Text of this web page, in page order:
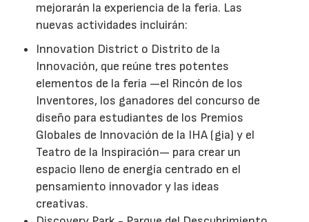
mejorarán la experiencia de la feria. Las
nuevas actividades incluirán:
Innovation District o Distrito de la
Innovación, que reúne tres potentes
elementos de la feria —el Rincón de los
Inventores, los ganadores del concurso de
diseño para estudiantes de los Premios
Globales de Innovación de la IHA (gia) y el
Teatro de la Inspiración— para crear un
espacio lleno de energía centrado en el
pensamiento innovador y las ideas
creativas.